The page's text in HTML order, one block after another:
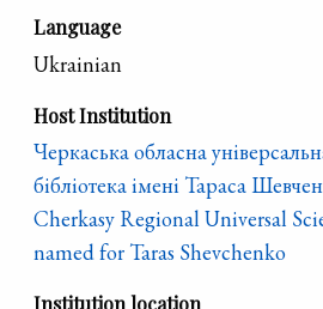
Language
Ukrainian
Host Institution
Черкаська обласна
бібліотека імені Тараса
Cherkasy Regional Universal
named for Taras Shevchenko
Institution location